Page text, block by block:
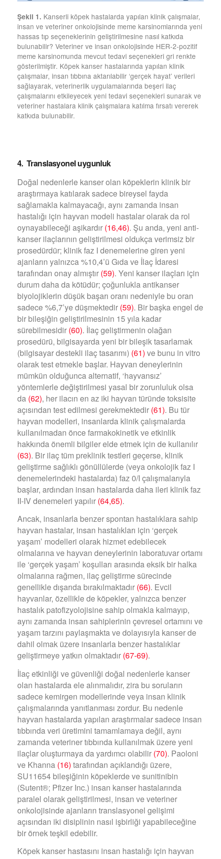
Şekil 1. Kanserli köpek hastalarda yapılan klinik çalışmalar,
insan ve veteriner onkolojisinde meme karsinomlarında yeni
hassas tıp seçeneklerinin geliştirilmesine nasıl katkıda
bulunabilir? Veteriner ve insan onkolojisinde HER-2-pozitif
meme karsinomunda mevcut tedavi seçenekleri gri renkte
gösterilmiştir. Köpek kanser hastalarında yapılan klinik
çalışmalar, insan tıbbına aktarılabilir ‘gerçek hayat’ verileri
sağlayarak, veterinerlik uygulamalarında beşeri ilaç
çalışmalarını etkileyecek yeni tedavi seçenekleri sunarak ve
veteriner hastalara klinik çalışmalara katılma fırsatı vererek
katkıda bulunabilir.
4. Translasyonel uygunluk
Doğal nedenlerle kanser olan köpeklerin klinik bir
araştırmaya katılarak sadece bireysel fayda
sağlamakla kalmayacağı, aynı zamanda insan
hastalığı için hayvan modeli hastalar olarak da rol
oynayabileceği aşikardır (16,46). Şu anda, yeni anti-
kanser ilaçlarının geliştirilmesi oldukça verimsiz bir
prosedürdür; klinik faz I denemelerine giren yeni
ajanların yalnızca %10,4’ü Gıda ve İlaç İdaresi
tarafından onay almıştır (59). Yeni kanser ilaçları için
durum daha da kötüdür; çoğunlukla antikanser
biyolojiklerin düşük başarı oranı nedeniyle bu oran
sadece %6,7’ye düşmektedir (59). Bir başka engel de
bir bileşiğin geliştirilmesinin 15 yıla kadar
sürebilmesidir (60). İlaç geliştirmenin olağan
prosedürü, bilgisayarda yeni bir bileşik tasarlamak
(bilgisayar destekli ilaç tasarımı) (61) ve bunu in vitro
olarak test etmekle başlar. Hayvan deneylerinin
mümkün olduğunca alternatif, ‘hayvansız’
yöntemlerle değiştirilmesi yasal bir zorunluluk olsa
da (62), her ilacın en az iki hayvan türünde toksisite
açısından test edilmesi gerekmektedir (61). Bu tür
hayvan modelleri, insanlarda klinik çalışmalarda
kullanılmadan önce farmakokinetik ve etkinlik
hakkında önemli bilgiler elde etmek için de kullanılır
(63). Bir ilaç tüm preklinik testleri geçerse, klinik
geliştirme sağlıklı gönüllülerde (veya onkolojik faz I
denemelerindeki hastalarda) faz 0/I çalışmalarıyla
başlar, ardından insan hastalarda daha ileri klinik faz
II-IV denemeleri yapılır (64,65).
Ancak, insanlarla benzer spontan hastalıklara sahip
hayvan hastalar, insan hastalıkları için ‘gerçek
yaşam’ modelleri olarak hizmet edebilecek
olmalarına ve hayvan deneylerinin laboratuvar ortamı
ile ‘gerçek yaşam’ koşulları arasında eksik bir halka
olmalarına rağmen, ilaç geliştirme sürecinde
genellikle dışarıda bırakılmaktadır (66). Evcil
hayvanlar, özellikle de köpekler, yalnızca benzer
hastalık patofizyolojisine sahip olmakla kalmayıp,
aynı zamanda insan sahiplerinin çevresel ortamını ve
yaşam tarzını paylaşmakta ve dolayısıyla kanser de
dahil olmak üzere insanlarla benzer hastalıklar
geliştirmeye yatkın olmaktadır (67-69).
İlaç etkinliği ve güvenliği doğal nedenlerle kanser
olan hastalarda ele alınmalıdır, zira bu soruların
sadece kemirgen modellerinde veya insan klinik
çalışmalarında yanıtlanması zordur. Bu nedenle
hayvan hastalarda yapılan araştırmalar sadece insan
tıbbında veri üretimini tamamlamaya değil, aynı
zamanda veteriner tıbbında kullanılmak üzere yeni
ilaçlar oluşturmaya da yardımcı olabilir (70). Paoloni
ve Khanna (16) tarafından açıklandığı üzere,
SU11654 bileşiğinin köpeklerde ve sunitinibin
(Sutent®; Pfizer Inc.) insan kanser hastalarında
paralel olarak geliştirilmesi, insan ve veteriner
onkolojisinde ajanların translasyonel gelişimi
açısından iki disiplinin nasıl işbirliği yapabileceğine
bir örnek teşkil edebilir.
Köpek kanser hastasını insan hastalığı için hayvan